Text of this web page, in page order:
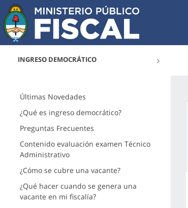
INGRESO DEMOCRÁTICO
Últimas Novedades
¿Qué es ingreso democrático?
Preguntas Frecuentes
Contenido evaluación examen Técnico
Administrativo
¿Cómo se cubre una vacante?
¿Qué hacer cuando se genera una
vacante en mi fiscalía?